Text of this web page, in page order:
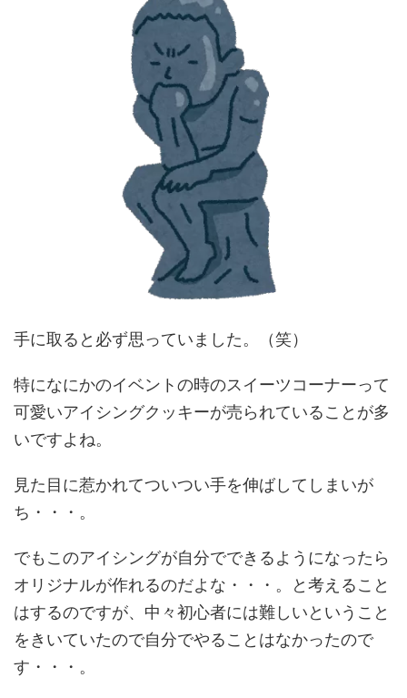
手に取ると必ず思っていました。（笑）
特になにかのイベントの時のスイーツコーナーって
可愛いアイシングクッキーが売られていることが多
いですよね。
見た目に惹かれてついつい手を伸ばしてしまいが
ち・・・。
でもこのアイシングが自分でできるようになったら
オリジナルが作れるのだよな・・・。と考えること
はするのですが、中々初心者には難しいということ
をきいていたので自分でやることはなかったので
す・・・。